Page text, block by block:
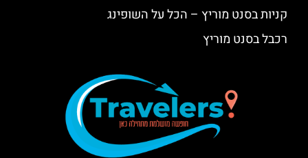
קניות בסנט מוריץ – הכל על השופינג
רכבל בסנט מוריץ